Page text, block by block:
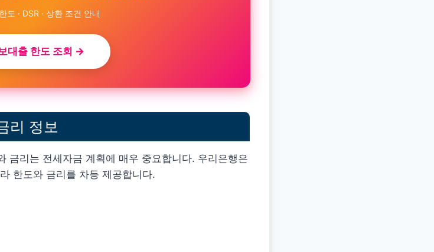
도 · DSR · 상환 조건 안내
대출 한도 조회 →
리 정보
금리는 전세자금 계획에 매우 중요합니다. 우리은행은
한도와 금리를 차등 제공합니다.